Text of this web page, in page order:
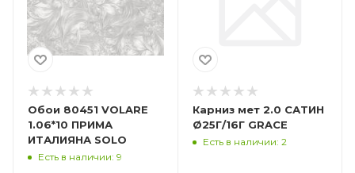
Обои 80451 VOLARE
1.06*10 ПРИМА
ИТАЛИЯНА SOLO
Есть в наличии: 9
Карниз мет 2.0 САТИН
Ø25Г/16Г GRACE
Есть в наличии: 2